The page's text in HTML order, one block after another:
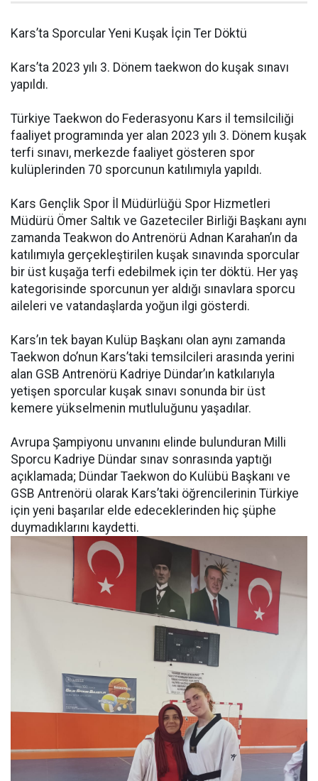
Kars’ta Sporcular Yeni Kuşak İçin Ter Döktü
Kars’ta 2023 yılı 3. Dönem taekwon do kuşak sınavı
yapıldı.
Türkiye Taekwon do Federasyonu Kars il temsilciliği
faaliyet programında yer alan 2023 yılı 3. Dönem kuşak
terfi sınavı, merkezde faaliyet gösteren spor
kulüplerinden 70 sporcunun katılımıyla yapıldı.
Kars Gençlik Spor İl Müdürlüğü Spor Hizmetleri
Müdürü Ömer Saltık ve Gazeteciler Birliği Başkanı aynı
zamanda Teakwon do Antrenörü Adnan Karahan’ın da
katılımıyla gerçekleştirilen kuşak sınavında sporcular
bir üst kuşağa terfi edebilmek için ter döktü. Her yaş
kategorisinde sporcunun yer aldığı sınavlara sporcu
aileleri ve vatandaşlarda yoğun ilgi gösterdi.
Kars’ın tek bayan Kulüp Başkanı olan aynı zamanda
Taekwon do’nun Kars’taki temsilcileri arasında yerini
alan GSB Antrenörü Kadriye Dündar’ın katkılarıyla
yetişen sporcular kuşak sınavı sonunda bir üst
kemere yükselmenin mutluluğunu yaşadılar.
Avrupa Şampiyonu unvanını elinde bulunduran Milli
Sporcu Kadriye Dündar sınav sonrasında yaptığı
açıklamada; Dündar Taekwon do Kulübü Başkanı ve
GSB Antrenörü olarak Kars’taki öğrencilerinin Türkiye
için yeni başarılar elde edeceklerinden hiç şüphe
duymadıklarını kaydetti.